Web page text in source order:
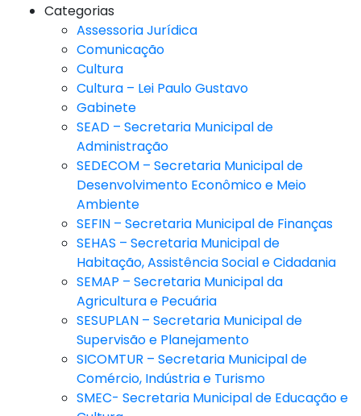
Categorias
Assessoria Jurídica
Comunicação
Cultura
Cultura – Lei Paulo Gustavo
Gabinete
SEAD – Secretaria Municipal de
Administração
SEDECOM – Secretaria Municipal de
Desenvolvimento Econômico e Meio
Ambiente
SEFIN – Secretaria Municipal de Finanças
SEHAS – Secretaria Municipal de
Habitação, Assistência Social e Cidadania
SEMAP – Secretaria Municipal da
Agricultura e Pecuária
SESUPLAN – Secretaria Municipal de
Supervisão e Planejamento
SICOMTUR – Secretaria Municipal de
Comércio, Indústria e Turismo
SMEC- Secretaria Municipal de Educação e